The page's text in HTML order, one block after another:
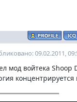
09.02.2011,
мод войтека Shoop